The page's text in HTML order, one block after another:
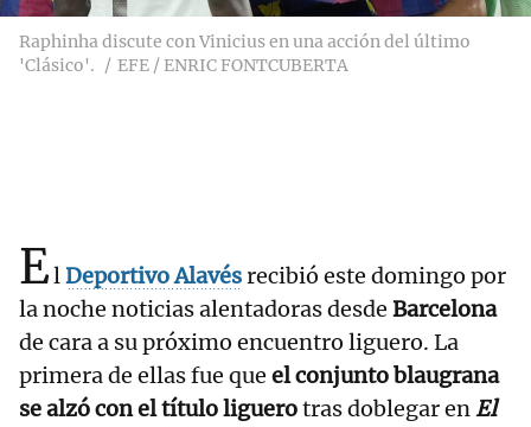
Raphinha discute con Vinicius en una acción del último
'Clásico'.
EFE / ENRIC FONTCUBERTA
ElDeportivo Alavésrecibió este domingo por
la noche noticias alentadoras desde Barcelona
de cara a su próximo encuentro liguero. La
primera de ellas fue que el conjunto blaugrana
se alzó con el título liguerotras doblegar enEl